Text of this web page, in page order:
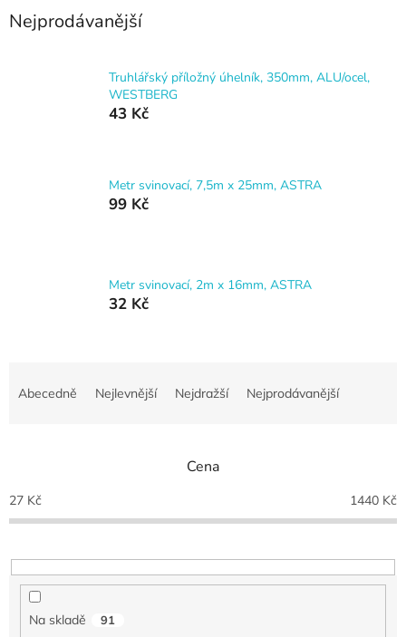
Nejprodávanější
Truhlářský příložný úhelník, 350mm, ALU/ocel,
WESTBERG
43 Kč
Metr svinovací, 7,5m x 25mm, ASTRA
99 Kč
Metr svinovací, 2m x 16mm, ASTRA
32 Kč
p
r
o
u
Abecedně Nejlevnější Nejdražší Nejprodávanější
Cena
27 Kč 1440 Kč
Na skladě 91